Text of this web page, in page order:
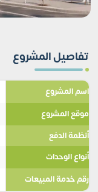
تفاصيل المشروع
اسم المشروع
موقع المشروع
أنظمة الدفع
أنواع الوحدات
رقم خدمة المبيعات